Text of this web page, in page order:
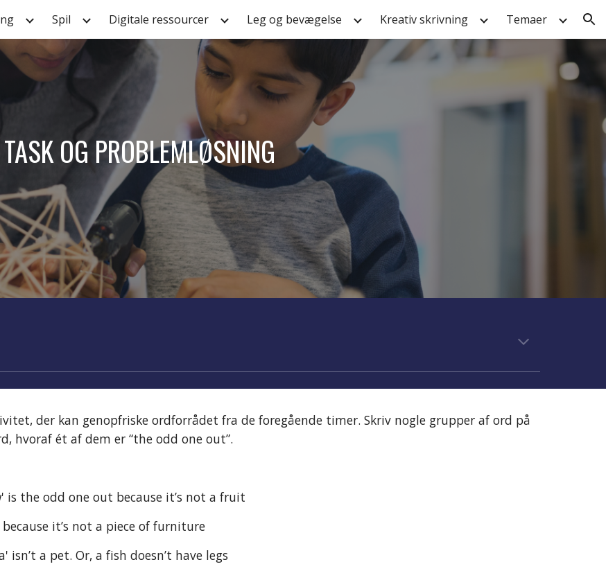
main content Skip to navigation
Spil Digitale ressourcer Leg og bevægelse Kreativ skrivning Temaer
TASK OG PROBLEMLØSNING
, der kan genopfriske ordforrådet fra de foregående timer. Skriv nogle grupper af ord på
hvoraf ét af dem er “the odd one out”.
is the odd one out because it’s not a fruit
it’s not a piece of furniture
isn’t a pet. Or, a fish doesn’t have legs